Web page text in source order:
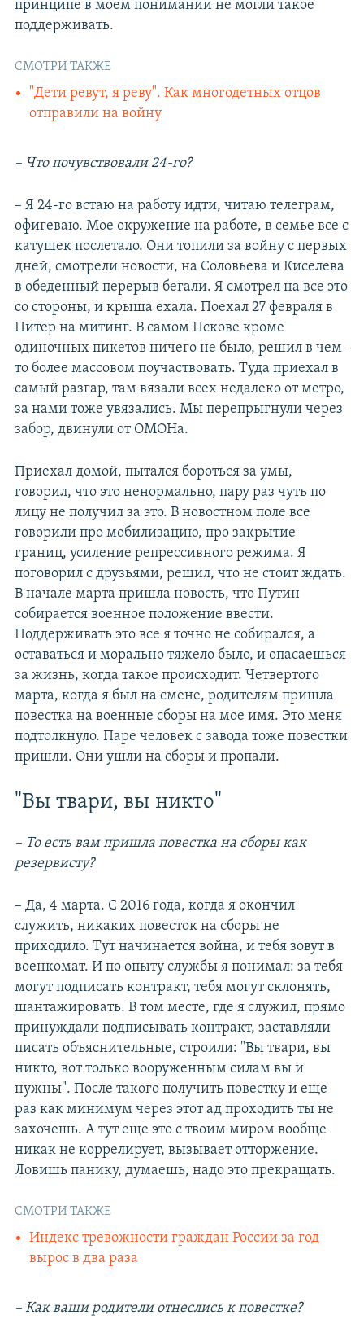
принципе в моем понимании не могли такое
поддерживать.
СМОТРИ ТАКЖЕ
"Дети ревут, я реву". Как многодетных отцов
отправили на войну
– Что почувствовали 24-го?
– Я 24-го встаю на работу идти, читаю телеграм,
офигеваю. Мое окружение на работе, в семье все с
катушек послетало. Они топили за войну с первых
дней, смотрели новости, на Соловьева и Киселева
в обеденный перерыв бегали. Я смотрел на все это
со стороны, и крыша ехала. Поехал 27 февраля в
Питер на митинг. В самом Пскове кроме
одиночных пикетов ничего не было, решил в чем-
то более массовом поучаствовать. Туда приехал в
самый разгар, там вязали всех недалеко от метро,
за нами тоже увязались. Мы перепрыгнули через
забор, двинули от ОМОНа.
Приехал домой, пытался бороться за умы,
говорил, что это ненормально, пару раз чуть по
лицу не получил за это. В новостном поле все
говорили про мобилизацию, про закрытие
границ, усиление репрессивного режима. Я
поговорил с друзьями, решил, что не стоит ждать.
В начале марта пришла новость, что Путин
собирается военное положение ввести.
Поддерживать это все я точно не собирался, а
оставаться и морально тяжело было, и опасаешься
за жизнь, когда такое происходит. Четвертого
марта, когда я был на смене, родителям пришла
повестка на военные сборы на мое имя. Это меня
подтолкнуло. Паре человек с завода тоже повестки
пришли. Они ушли на сборы и пропали.
"Вы твари, вы никто"
– То есть вам пришла повестка на сборы как
резервисту?
– Да, 4 марта. С 2016 года, когда я окончил
служить, никаких повесток на сборы не
приходило. Тут начинается война, и тебя зовут в
военкомат. И по опыту службы я понимал: за тебя
могут подписать контракт, тебя могут склонять,
шантажировать. В том месте, где я служил, прямо
принуждали подписывать контракт, заставляли
писать объяснительные, строили: "Вы твари, вы
никто, вот только вооруженным силам вы и
нужны". После такого получить повестку и еще
раз как минимум через этот ад проходить ты не
захочешь. А тут еще это с твоим миром вообще
никак не коррелирует, вызывает отторжение.
Ловишь панику, думаешь, надо это прекращать.
СМОТРИ ТАКЖЕ
Индекс тревожности граждан России за год
вырос в два раза
– Как ваши родители отнеслись к повестке?